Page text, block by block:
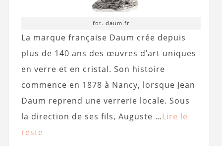
fot. daum.fr
La marque française Daum crée depuis
plus de 140 ans des œuvres d’art uniques
en verre et en cristal. Son histoire
commence en 1878 à Nancy, lorsque Jean
Daum reprend une verrerie locale. Sous
la direction de ses fils, Auguste …Lire le
reste